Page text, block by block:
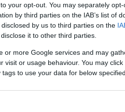
your opt-out. You may separately
by third parties on the IAB’s list of
by us to third parties on the
it to other third parties.
or more Google services and may
visit or usage behaviour. You may
to use your data for below
ez magában foglalta a
magam. Kifejezetten
azokhoz a lányokhoz a
azért, mert elfedték a
kommenteket, eléggé
ez kezd zaklatássá válni.